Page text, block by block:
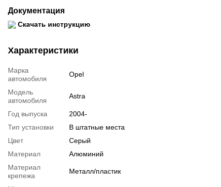
Документация
Скачать инструкцию
Характеристики
Марка
автомобиля
Opel
Модель
автомобиля
Astra
Год выпуска
2004-
Тип установки
В штатные места
Цвет
Серый
Материал
Алюминий
Материал
крепежа
Металл/пластик